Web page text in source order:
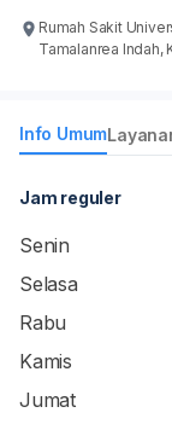
Rumah Sakit
Tamalanrea Indah,
Info Umum
Jam reguler
Senin
Selasa
Rabu
Kamis
Jumat